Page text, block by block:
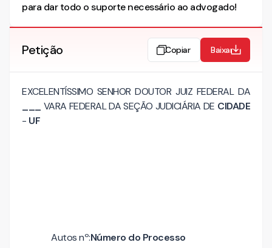
para dar todo o suporte necessário ao advogado!
Petição Copiar Baixar
EXCELENTÍSSIMO SENHOR DOUTOR JUIZ FEDERAL DA
VARA FEDERAL DA SEÇÃO JUDICIÁRIA DE CIDADE
- UF
Autos nº:Número do Processo